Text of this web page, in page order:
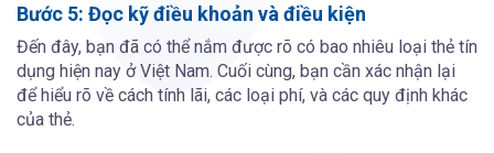
Bước 5: Đọc kỹ điều khoản và điều kiện
Đến đây, bạn đã có thể nắm được rõ có bao nhiêu loại thẻ tín
dụng hiện nay ở Việt Nam. Cuối cùng, bạn cần xác nhận lại
để hiểu rõ về cách tính lãi, các loại phí, và các quy định khác
của thẻ.